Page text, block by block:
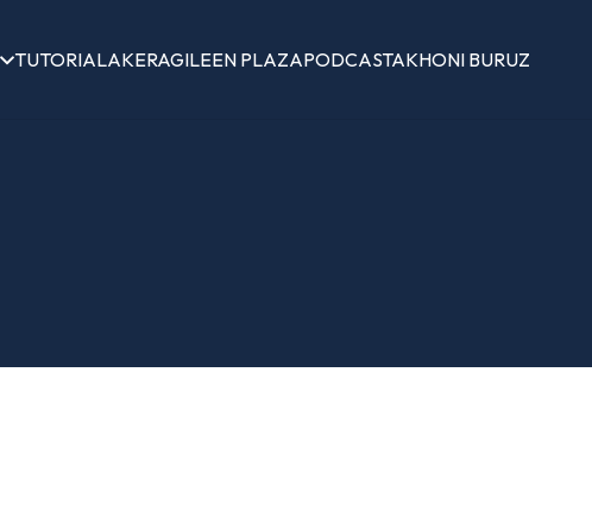
TUTORIALAKERAGILEEN PLAZAPODCASTAKHONI BURUZ